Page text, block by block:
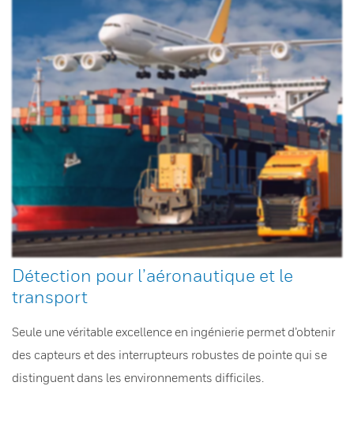
Détection pour l’aéronautique et le
transport
Seule une véritable excellence en ingénierie permet d’obtenir
des capteurs et des interrupteurs robustes de pointe qui se
distinguent dans les environnements difficiles.